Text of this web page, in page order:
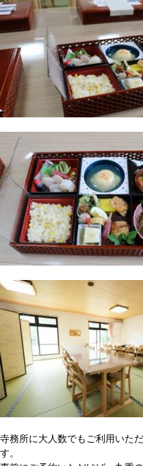
寺務所に大人数でもご利用いた
す。